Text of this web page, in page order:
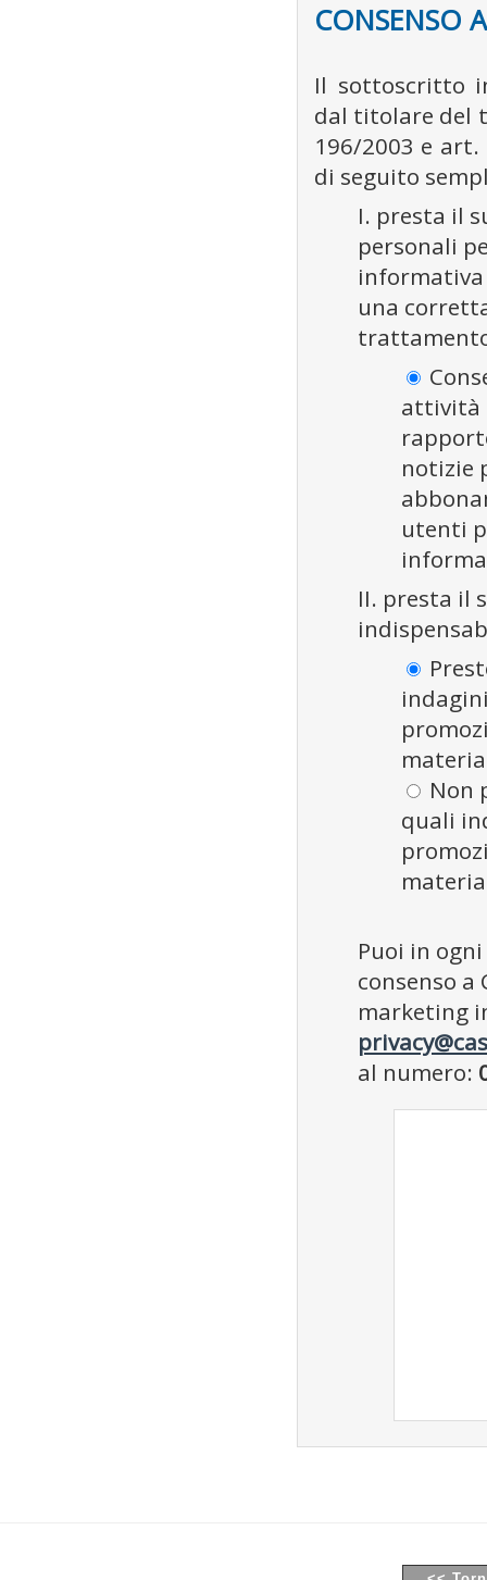
CONSENSO
Il sottoscritto
dal titolare del
196/2003 e
di seguito
I. presta il
personali
informativa
una
attività
notizie
utenti
II. presta il
Non
quali
Puoi in
consenso
marketing
al numero: